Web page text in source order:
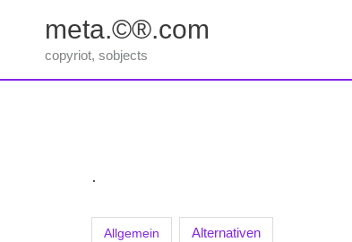
springen
meta.©®.com
copyriot, sobjects
.
Allgemein Alternativen